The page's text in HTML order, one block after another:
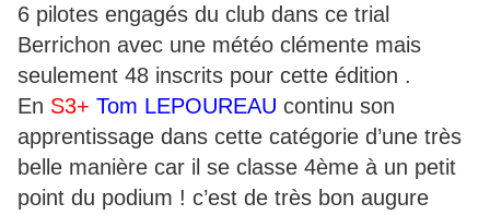
6 pilotes engagés du club dans ce trial
Berrichon avec une météo clémente mais
seulement 48 inscrits pour cette édition .
En S3+ Tom LEPOUREAU continu son
apprentissage dans cette catégorie d’une très
belle manière car il se classe 4ème à un petit
point du podium ! c’est de très bon augure